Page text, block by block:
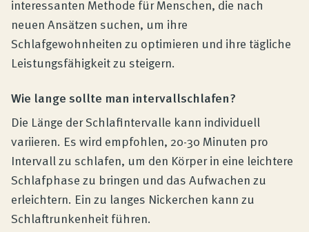
interessanten Methode für Menschen, die nach
neuen Ansätzen suchen, um ihre
Schlafgewohnheiten zu optimieren und ihre tägliche
Leistungsfähigkeit zu steigern.
Wie lange sollte man intervallschlafen?
Die Länge der Schlafintervalle kann individuell
variieren. Es wird empfohlen, 20-30 Minuten pro
Intervall zu schlafen, um den Körper in eine leichtere
Schlafphase zu bringen und das Aufwachen zu
erleichtern. Ein zu langes Nickerchen kann zu
Schlaftrunkenheit führen.